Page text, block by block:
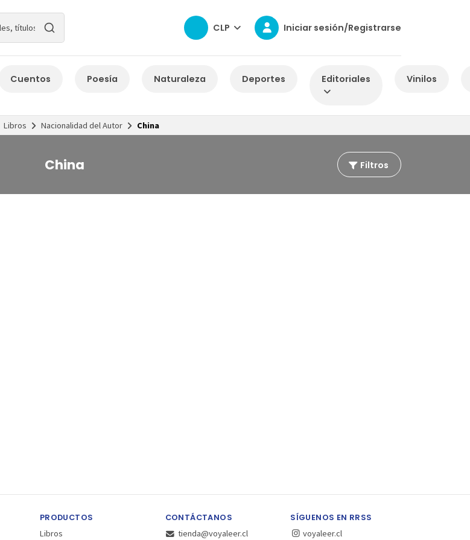
CLP Iniciar sesión/Registrarse
Cuentos Poesía Naturaleza Deportes Editoriales Vinilos
Libros Nacionalidad del Autor China
China Filtros
PRODUCTOS
Libros
CONTÁCTANOS
tienda@voyaleer.cl
SÍGUENOS EN RRSS
voyaleer.cl